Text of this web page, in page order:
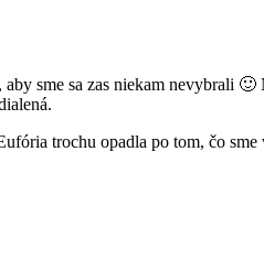
sme sa zas niekam nevybrali
trochu opadla po tom, čo